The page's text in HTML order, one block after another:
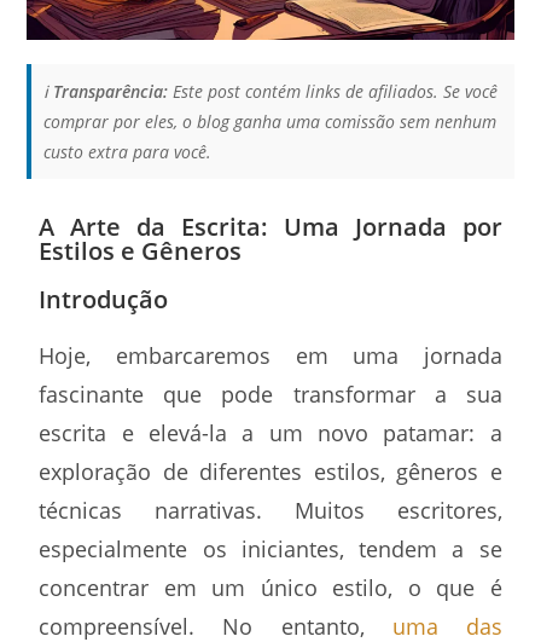
ℹ️ Transparência: Este post contém links de afiliados. Se você
comprar por eles, o blog ganha uma comissão sem nenhum
custo extra para você.
A Arte da Escrita: Uma Jornada por
Estilos e Gêneros
Introdução
Hoje, embarcaremos em uma jornada
fascinante que pode transformar a sua
escrita e elevá-la a um novo patamar: a
exploração de diferentes estilos, gêneros e
técnicas narrativas. Muitos escritores,
especialmente os iniciantes, tendem a se
concentrar em um único estilo, o que é
compreensível. No entanto, uma das